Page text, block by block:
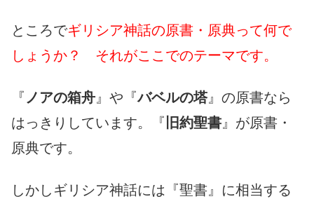
ところでギリシア神話の原書・原典って何で
しょうか？ それがここでのテーマです。
『 ノアの箱舟 』や『バベルの塔 』の原書なら
はっきりしています。『 旧約聖書 』が原書・
原典です。
しかしギリシア神話には『聖書』に相当する